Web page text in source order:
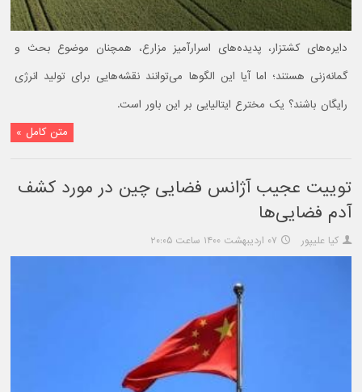
دایره‌های کشتزار، پدیده‌های اسرارآمیز مزارع، همچنان موضوع بحث و
گمانه‌زنی هستند؛ اما آیا این الگوها می‌توانند نقشه‌هایی برای تولید انرژی
رایگان باشند؟ یک مخترع ایتالیایی بر این باور است.
متن کامل »
توییت عجیب آژانس فضایی چین در مورد کشف
آدم فضایی‌ها
کیا علیپور ۰۷ اردیبهشت ۱۴۰۰ ساعت ۲۰:۰۵